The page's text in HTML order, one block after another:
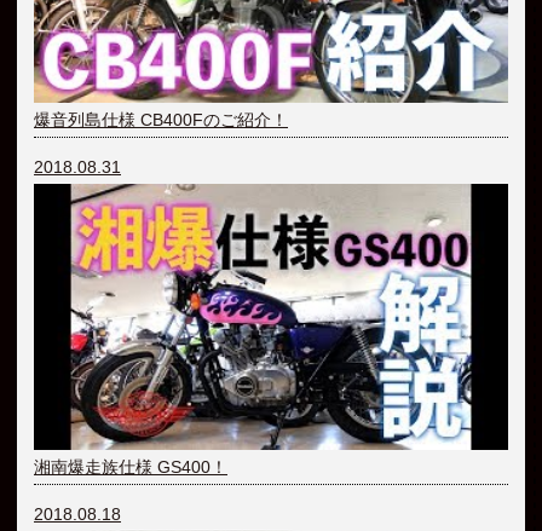
爆音列島仕様 CB400Fのご紹介！
2018.08.31
湘南爆走族仕様 GS400！
2018.08.18